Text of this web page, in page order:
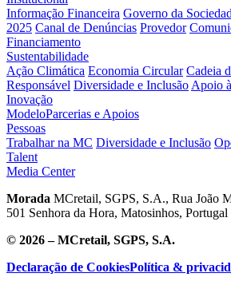
Informação Financeira Governo da
2025 Canal de Denúncias Provedor
Financiamento
Sustentabilidade
Ação Climática Economia Circular Cadeia
Responsável Diversidade e Inclusão Apoio
Inovação
ModeloParcerias e Apoios
Pessoas
Trabalhar na MC Diversidade e Inclusão
Talent
Media Center
Morada MCretail, SGPS, S.A., Rua João
501 Senhora da Hora, Matosinhos, Portugal
© 2026 – MCretail, SGPS, S.A.
Declaração de CookiesPolítica &